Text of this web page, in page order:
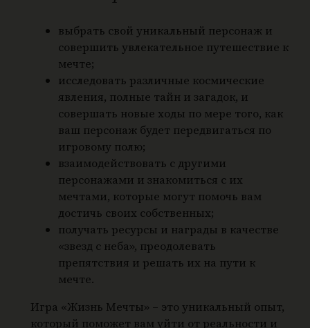
выбрать свой уникальный персонаж и
совершить увлекательное путешествие к
мечте;
исследовать различные космические
явления, полные тайн и загадок, и
совершать новые ходы по мере того, как
ваш персонаж будет передвигаться по
игровому полю;
взаимодействовать с другими
персонажами и знакомиться с их
мечтами, которые могут помочь вам
достичь своих собственных;
получать ресурсы и награды в качестве
«звезд с неба», преодолевать
препятствия и решать их на пути к
мечте.
Игра «Жизнь Мечты» – это уникальный опыт,
который поможет вам уйти от реальности и